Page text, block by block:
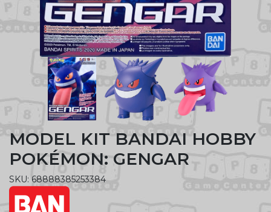
MODEL KIT BANDAI HOBBY
POKÉMON: GENGAR
SKU: 68888385253384